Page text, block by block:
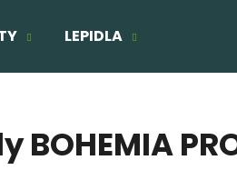
LEPIDLA VZORKY
HLEDAT